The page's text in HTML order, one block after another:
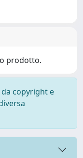
prodotto.
copyright e